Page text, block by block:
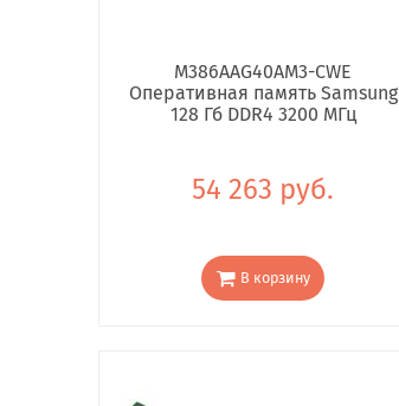
M386AAG40AM3-CWE
Оперативная память Samsung
128 Гб DDR4 3200 МГц
54 263 руб.
В корзину